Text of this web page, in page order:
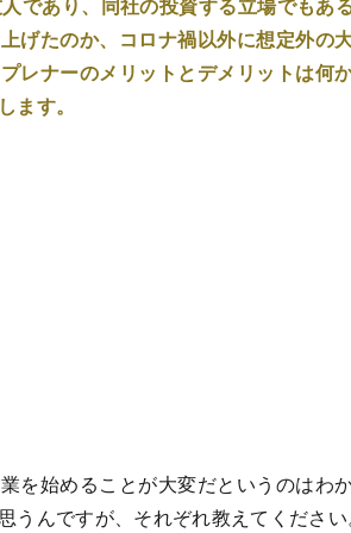
げたのか、コロナ禍以外に想定外の
レナーのメリットとデメリットは何
ます。
を始めることが大変だというのはわ
んですが、それぞれ教えてください